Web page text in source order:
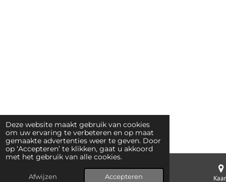
Deze website maakt gebruik van cookies
om uw ervaring te verbeteren en op maat
gemaakte advertenties weer te geven. Door
op ‘Accepteren’ te klikken, gaat u akkoord
met het gebruik van alle cookies.
Afwijzen Accepteren
E-mailadres Telefoonnummer